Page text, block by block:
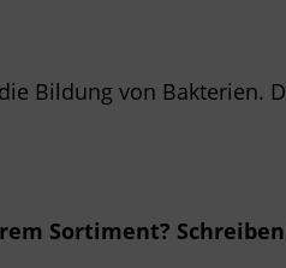
Bildung von Bakterien.
Sortiment?